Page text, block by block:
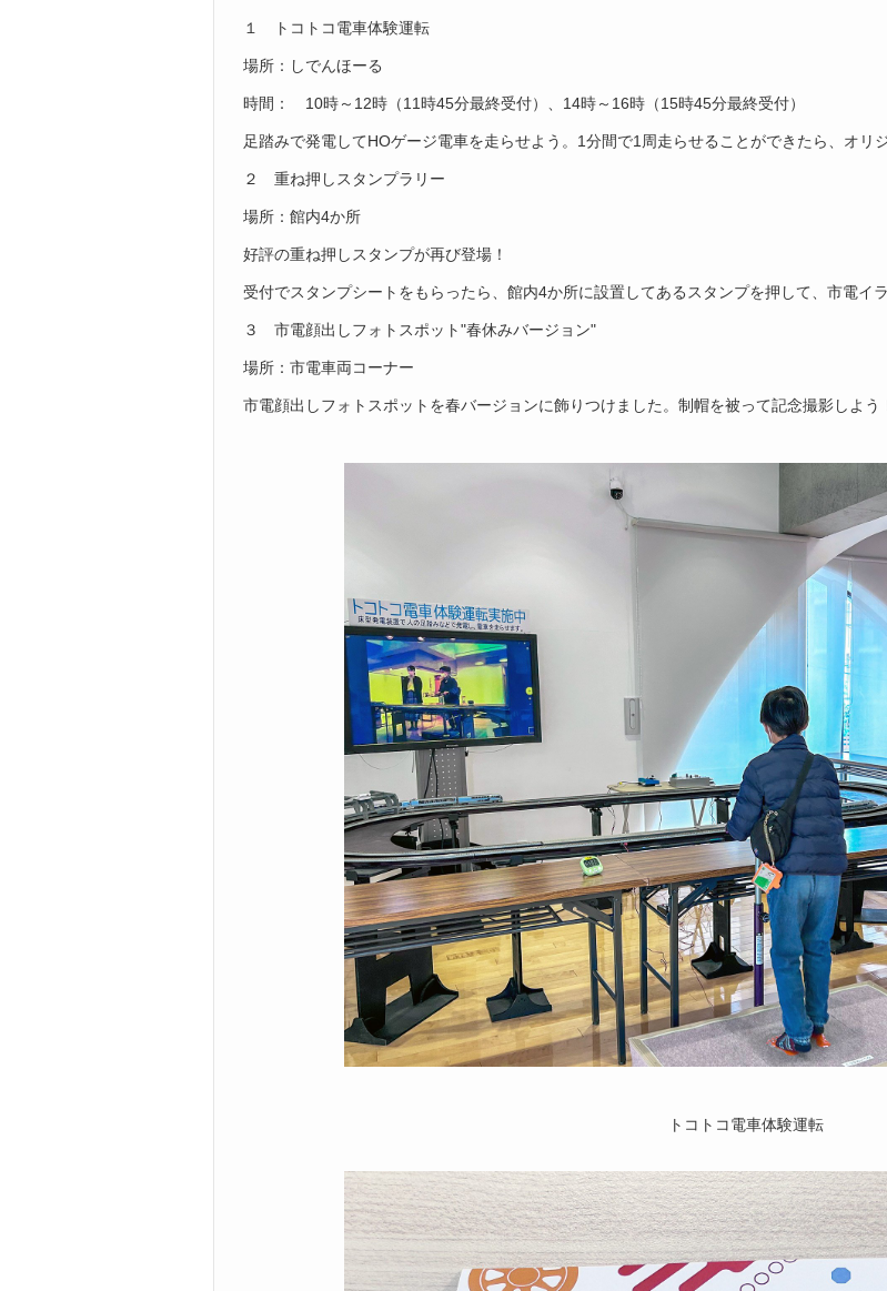
１ トコトコ電車体験運転
場所：しでんほーる
時間： 10時～ 12時（11時45分最終受付）、 14時～ 16時（15時45分最終受付）
足踏みで発電してHOゲージ電車を走らせよう。 1分間で1 周走らせることができたら、オリ
２ 重ね押しスタンプラリー
場所：館内4か所
好評の重ね押しスタンプが再び登場！
受付でスタンプシートをもらったら、館内4か所に設置してあるスタンプを押して、市電イ
３ 市電顔出しフォトスポット"春休みバージョン"
場所：市電車両コーナー
市電顔出しフォトスポットを春バージョンに飾りつけました。制帽を被って記念撮影しよう
トコトコ電車体験運転